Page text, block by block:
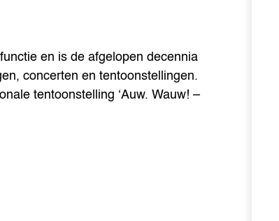
en is de afgelopen decennia
concerten en tentoonstellingen.
tentoonstelling ‘Auw. Wauw! –